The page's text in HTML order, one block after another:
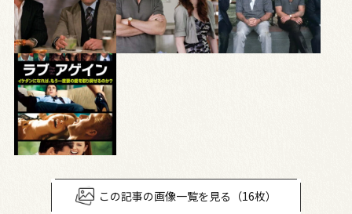
この記事の画像一覧を見る（16枚）